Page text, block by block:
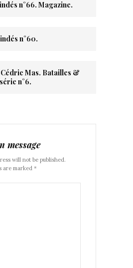
n°66. Magazine.
n°60.
Mas. Batailles &
n°6.
message
will not be published.
are marked *